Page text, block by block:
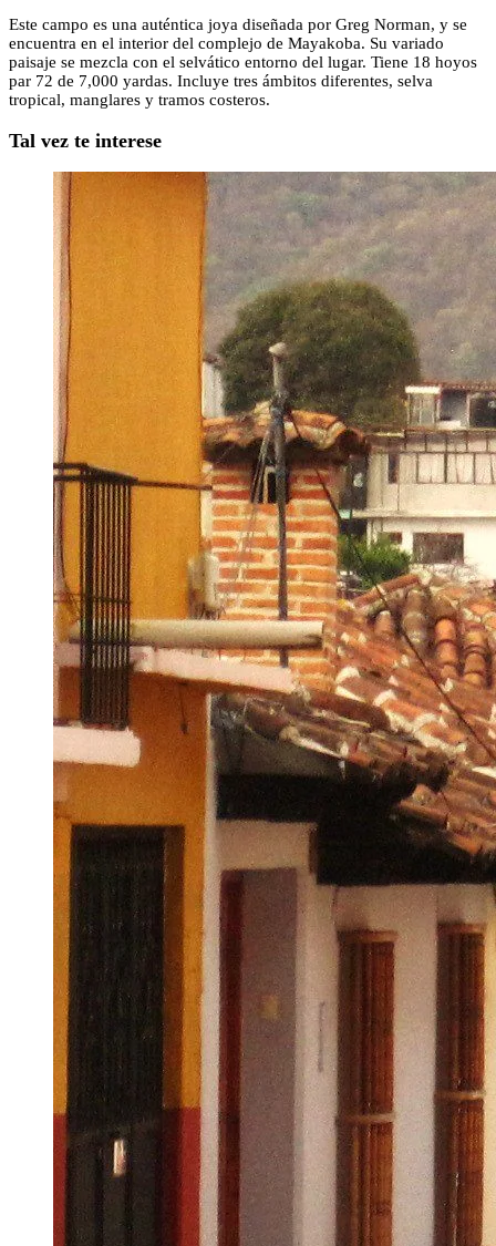
Este campo es una auténtica joya diseñada por Greg Norman, y se
encuentra en el interior del complejo de Mayakoba. Su variado
paisaje se mezcla con el selvático entorno del lugar. Tiene 18 hoyos
par 72 de 7,000 yardas. Incluye tres ámbitos diferentes, selva
tropical, manglares y tramos costeros.
Tal vez te interese